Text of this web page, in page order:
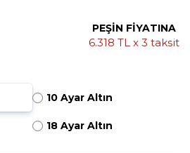
PEŞİN FİYATINA
6.318 TL x 3 taksit
10 Ayar Altın
18 Ayar Altın